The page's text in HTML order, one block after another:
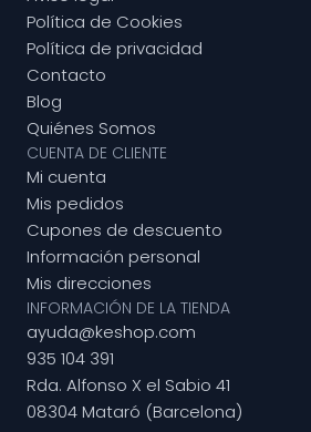
Política de Cookies
Política de privacidad
Contacto
Blog
Quiénes Somos
CUENTA DE CLIENTE
Mi cuenta
Mis pedidos
Cupones de descuento
Información personal
Mis direcciones
INFORMACIÓN DE LA TIENDA
ayuda@keshop.com
935 104 391
Rda. Alfonso X el Sabio 41
08304 Mataró (Barcelona)